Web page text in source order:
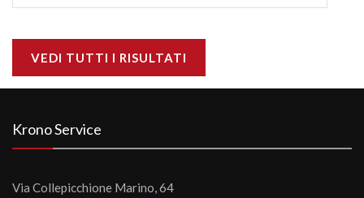
VEDI TUTTI I RISULTATI
Krono Service
Via Collepicchione Marino, 64